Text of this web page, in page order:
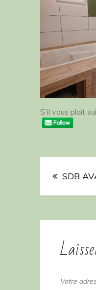
S'il vous plaît
de SDB
Votre